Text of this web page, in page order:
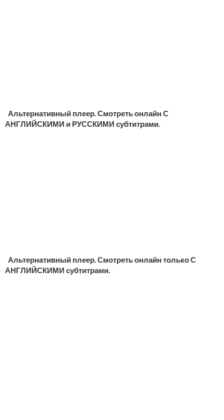
Альтернативный плеер. Смотреть онлайн С
АНГЛИЙСКИМИ и РУССКИМИ субтитрами.
Альтернативный плеер. Смотреть онлайн только С
АНГЛИЙСКИМИ субтитрами.